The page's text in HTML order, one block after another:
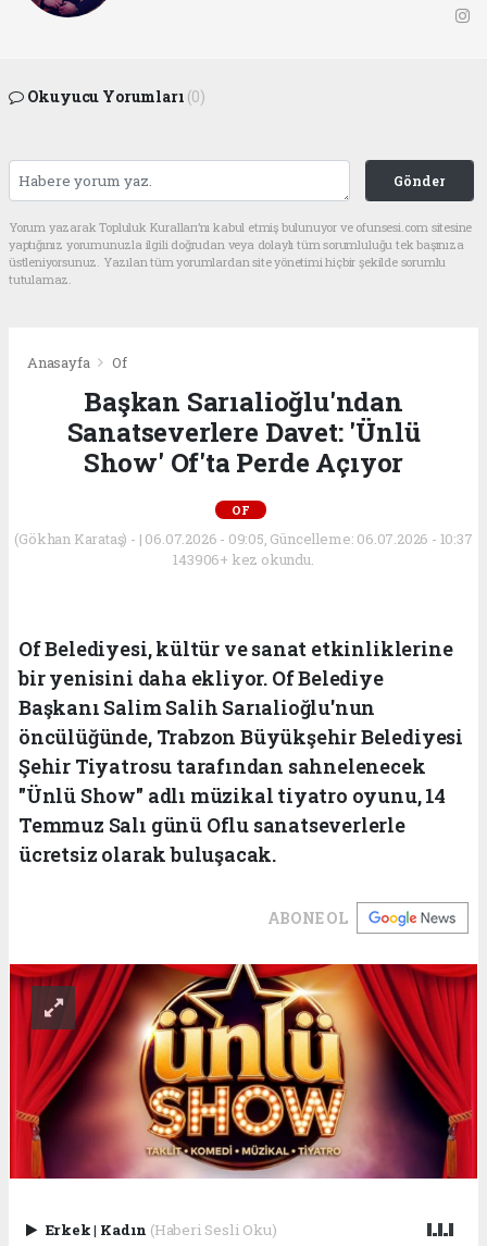
Okuyucu Yorumları (0)
Gönder
Yorum yazarak Topluluk Kuralları’nı kabul etmiş bulunuyor ve ofunsesi.com sitesine
yaptığınız yorumunuzla ilgili doğrudan veya dolaylı tüm sorumluluğu tek başınıza
üstleniyorsunuz. Yazılan tüm yorumlardan site yönetimi hiçbir şekilde sorumlu
tutulamaz.
Anasayfa Of
Başkan Sarıalioğlu'ndan
Sanatseverlere Davet: 'Ünlü
Show' Of'ta Perde Açıyor
OF
(Gökhan Karataş) - | 06.07.2026 - 09:05, Güncelleme: 06.07.2026 - 10:37
143906+ kez okundu.
Of Belediyesi, kültür ve sanat etkinliklerine
bir yenisini daha ekliyor. Of Belediye
Başkanı Salim Salih Sarıalioğlu'nun
öncülüğünde, Trabzon Büyükşehir Belediyesi
Şehir Tiyatrosu tarafından sahnelenecek
"Ünlü Show" adlı müzikal tiyatro oyunu, 14
Temmuz Salı günü Oflu sanatseverlerle
ücretsiz olarak buluşacak.
ABONE OL
Erkek| Kadın (Haberi Sesli Oku)